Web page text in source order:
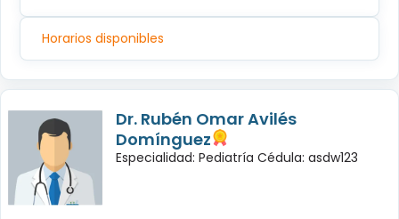
Horarios disponibles
Dr. Rubén Omar Avilés
Domínguez
Especialidad: Pediatría Cédula: asdw123